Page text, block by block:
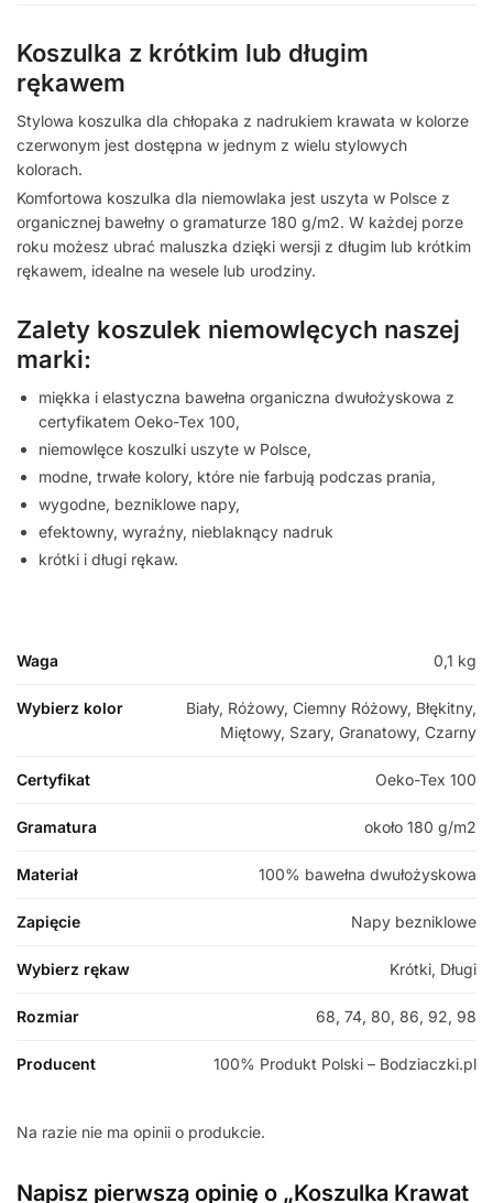
Koszulka z krótkim lub długim
rękawem
Stylowa koszulka dla chłopaka z nadrukiem krawata w kolorze
czerwonym jest dostępna w jednym z wielu stylowych
kolorach.
Komfortowa koszulka dla niemowlaka jest uszyta w Polsce z
organicznej bawełny o gramaturze 180 g/m2. W każdej porze
roku możesz ubrać maluszka dzięki wersji z długim lub krótkim
rękawem, idealne na wesele lub urodziny.
Zalety koszulek niemowlęcych naszej
marki:
miękka i elastyczna bawełna organiczna dwułożyskowa z
certyfikatem Oeko-Tex 100,
niemowlęce koszulki uszyte w Polsce,
modne, trwałe kolory, które nie farbują podczas prania,
wygodne, bezniklowe napy,
efektowny, wyraźny, nieblaknący nadruk
krótki i długi rękaw.
Waga 0,1 kg
Wybierz kolor
Biały, Różowy, Ciemny Różowy, Błękitny,
Miętowy, Szary, Granatowy, Czarny
Certyfikat Oeko-Tex 100
Gramatura około 180 g/m2
Materiał 100% bawełna dwułożyskowa
Zapięcie Napy bezniklowe
Wybierz rękaw Krótki, Długi
Rozmiar 68, 74, 80, 86, 92, 98
Producent 100% Produkt Polski – Bodziaczki.pl
Na razie nie ma opinii o produkcie.
Napisz pierwszą opinię o „Koszulka Krawat